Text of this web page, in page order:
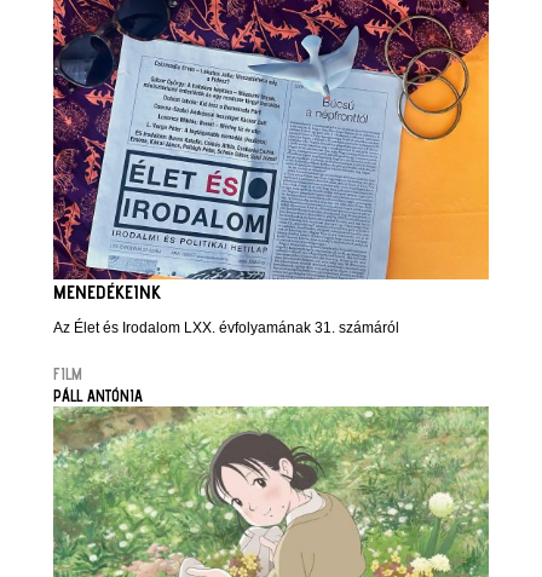
MENEDÉKEINK
Az Élet és Irodalom LXX. évfolyamának 31. számáról
FILM
PÁLL ANTÓNIA